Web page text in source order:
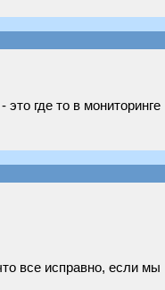
где то в
все исправно, если мы